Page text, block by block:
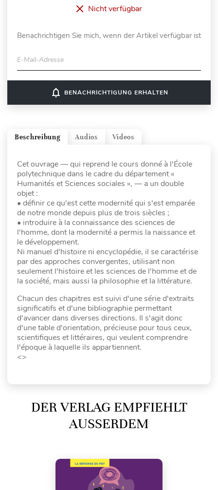
Nicht verfügbar
Benachrichtigen Sie mich, wenn der Artikel verfügbar ist
E-Mail-Adresse
notifications_none BENACHRICHTIGUNG ERHALTEN
Videos
Audios
Beschreibung
Cet ouvrage — qui reprend le cours donné à l'École
polytechnique dans le cadre du département «
Humanités et Sciences sociales », — a un double
objet :
• définir ce qu'est cette modernité qui s'est emparée
de notre monde depuis plus de trois siècles ;
• introduire à la connaissance des sciences de
l'homme, dont la modernité a permis la naissance et
le développement.
Ni manuel d'histoire ni encyclopédie, il se caractérise
par des approches convergentes, utilisant non
seulement l'histoire et les sciences de l'homme et de
la société, mais aussi la philosophie et la littérature.
Chacun des chapitres est suivi d'une série d'extraits
significatifs et d'une bibliographie permettant
d'avancer dans diverses directions. Il s'agit donc
d'une table d'orientation, précieuse pour tous ceux,
scientifiques et littéraires, qui veulent comprendre
l'époque à laquelle ils appartiennent.
<>
DER VERLAG EMPFIEHLT
AUSSERDEM